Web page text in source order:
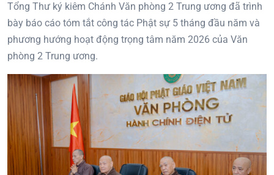
Tổng Thư ký kiêm Chánh Văn phòng 2 Trung ương đã trình
bày báo cáo tóm tắt công tác Phật sự 5 tháng đầu năm và
phương hướng hoạt động trọng tâm năm 2026 của Văn
phòng 2 Trung ương.